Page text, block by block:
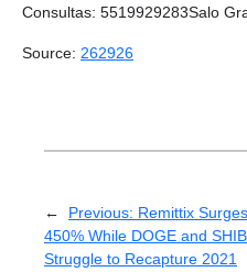
Consultas: 5519929283Salo
Source: 262926
← Previous: Remittix Surges
450% While DOGE and SHIB
Struggle to Recapture 2021